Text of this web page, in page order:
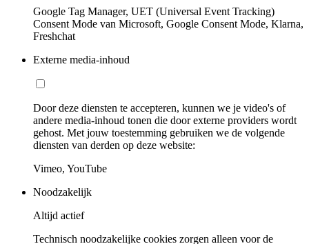
Google Tag Manager, UET (Universal Event Tracking)
Consent Mode van Microsoft, Google Consent Mode, Klarna,
Freshchat
Externe media-inhoud
Door deze diensten te accepteren, kunnen we je video's of
andere media-inhoud tonen die door externe providers wordt
gehost. Met jouw toestemming gebruiken we de volgende
diensten van derden op deze website:
Vimeo, YouTube
Noodzakelijk
Altijd actief
Technisch noodzakelijke cookies zorgen alleen voor de